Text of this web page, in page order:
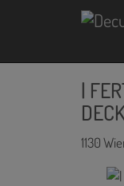
|
1130